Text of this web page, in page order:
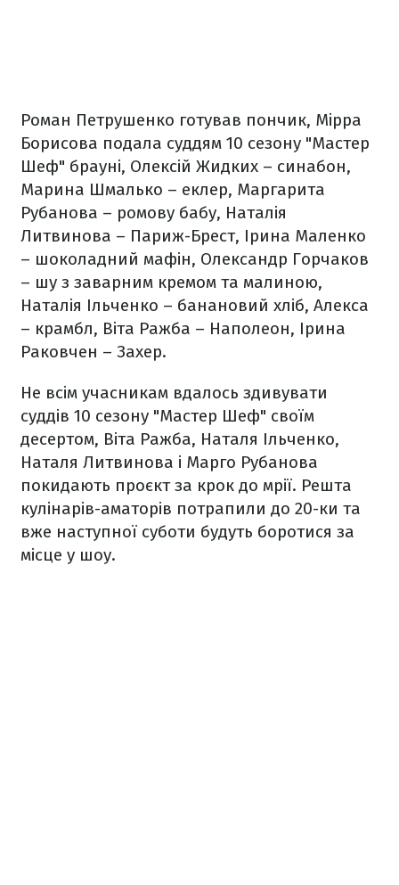
Роман Петрушенко готував пончик, Мірра
Борисова подала суддям 10 сезону "Мастер
Шеф" брауні, Олексій Жидких – синабон,
Марина Шмалько – еклер, Маргарита
Рубанова – ромову бабу, Наталія
Литвинова – Париж-Брест, Ірина Маленко
– шоколадний мафін, Олександр Горчаков
– шу з заварним кремом та малиною,
Наталія Ільченко – банановий хліб, Алекса
– крамбл, Віта Ражба – Наполеон, Ірина
Раковчен – Захер.
Не всім учасникам вдалось здивувати
суддів 10 сезону "Мастер Шеф" своїм
десертом, Віта Ражба, Наталя Ільченко,
Наталя Литвинова і Марго Рубанова
покидають проєкт за крок до мрії. Решта
кулінарів-аматорів потрапили до 20-ки та
вже наступної суботи будуть боротися за
місце у шоу.